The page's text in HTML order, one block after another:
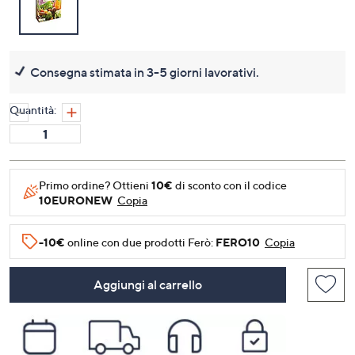
Consegna stimata in 3-5 giorni lavorativi.
Quantità:
Primo ordine? Ottieni 10€ di sconto con il codice
10EURONEW Copia
-10€ online con due prodotti Ferò: FERO10 Copia
Aggiungi al carrello